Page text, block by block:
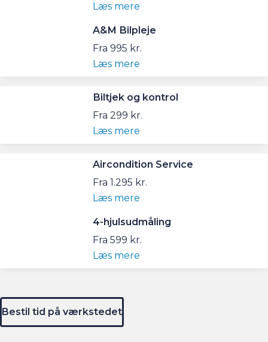
Læs mere
A&M Bilpleje
Fra 995 kr.
Læs mere
Biltjek og kontrol
Fra 299 kr.
Læs mere
Aircondition Service
Fra 1.295 kr.
Læs mere
4-hjulsudmåling
Fra 599 kr.
Læs mere
Bestil tid på værkstedet